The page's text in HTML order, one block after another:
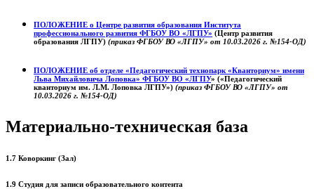
ПОЛОЖЕНИЕ о Центре развития образования Института
профессионального развития ФГБОУ ВО «ЛГПУ» (Центр развития
образования ЛГПУ) (приказ ФГБОУ ВО «ЛГПУ» от 10.03.2026 г. №154-ОД)
ПОЛОЖЕНИЕ об отделе «Педагогический технопарк «Кванториум» имени
Льва Михайловича Лоповка» ФГБОУ ВО «ЛГПУ» («Педагогический
кванториум им. Л.М. Лоповка ЛГПУ») (приказ ФГБОУ ВО «ЛГПУ» от
10.03.2026 г. №154-ОД)
Материально-техническая база
1.7 Коворкинг (Зал)
1.9 Студия для записи образовательного контента